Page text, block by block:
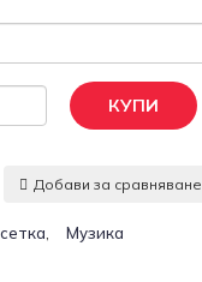
КУПИ
Добави за сравняване
, Музика